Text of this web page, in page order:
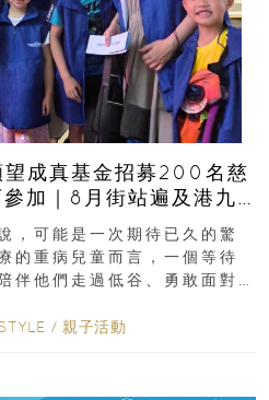
望成真基金招募200名慈
加｜8月街站遍及港九
，可能是一次期待已久的驚
的重病兒童而言，一個等待
伴他們走過低谷、勇敢面對
/ 親子活動